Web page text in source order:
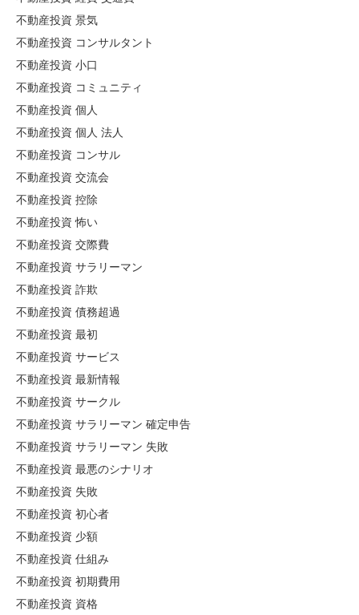
不動産投資 景気
不動産投資 コンサルタント
不動産投資 小口
不動産投資 コミュニティ
不動産投資 個人
不動産投資 個人 法人
不動産投資 コンサル
不動産投資 交流会
不動産投資 控除
不動産投資 怖い
不動産投資 交際費
不動産投資 サラリーマン
不動産投資 詐欺
不動産投資 債務超過
不動産投資 最初
不動産投資 サービス
不動産投資 最新情報
不動産投資 サークル
不動産投資 サラリーマン 確定申告
不動産投資 サラリーマン 失敗
不動産投資 最悪のシナリオ
不動産投資 失敗
不動産投資 初心者
不動産投資 少額
不動産投資 仕組み
不動産投資 初期費用
不動産投資 資格